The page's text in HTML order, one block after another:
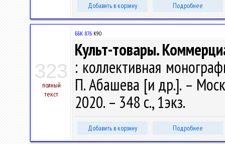
Добавить в корзину Подробнее
323
полный
текст
ББК 87.6 К90
Культ-товары.
: коллективная
П. Абашева [и др.]. –
2020. – 348 с., 1экз.
Добавить в корзину Подробнее